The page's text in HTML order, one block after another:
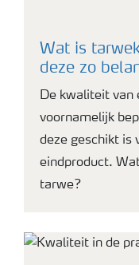
Wat is
deze zo
De kwaliteit van
voornamelijk
deze geschikt is
eindproduct.
tarwe?